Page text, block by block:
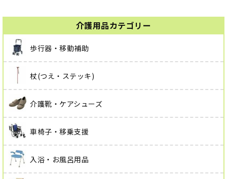
介護用品カテゴリー
歩行器・移動補助
杖(つえ・ステッキ)
介護靴・ケアシューズ
車椅子・移乗支援
入浴・お風呂用品